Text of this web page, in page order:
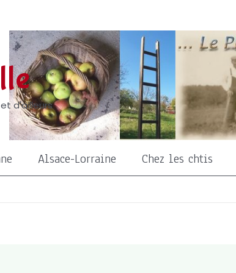
d'ailleurs
Alsace-Lorraine Chez les chtis